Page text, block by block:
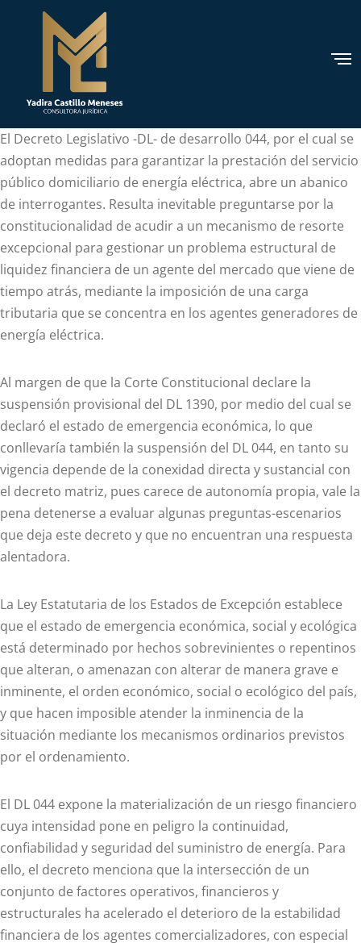
El Decreto Legislativo -DL- de desarrollo 044, por el cual se
adoptan medidas para garantizar la prestación del servicio
público domiciliario de energía eléctrica, abre un abanico
de interrogantes. Resulta inevitable preguntarse por la
constitucionalidad de acudir a un mecanismo de resorte
excepcional para gestionar un problema estructural de
liquidez financiera de un agente del mercado que viene de
tiempo atrás, mediante la imposición de una carga
tributaria que se concentra en los agentes generadores de
energía eléctrica.
Al margen de que la Corte Constitucional declare la
suspensión provisional del DL 1390, por medio del cual se
declaró el estado de emergencia económica, lo que
conllevaría también la suspensión del DL 044, en tanto su
vigencia depende de la conexidad directa y sustancial con
el decreto matriz, pues carece de autonomía propia, vale la
pena detenerse a evaluar algunas preguntas-escenarios
que deja este decreto y que no encuentran una respuesta
alentadora.
La Ley Estatutaria de los Estados de Excepción establece
que el estado de emergencia económica, social y ecológica
está determinado por hechos sobrevinientes o repentinos
que alteran, o amenazan con alterar de manera grave e
inminente, el orden económico, social o ecológico del país,
y que hacen imposible atender la inminencia de la
situación mediante los mecanismos ordinarios previstos
por el ordenamiento.
El DL 044 expone la materialización de un riesgo financiero
cuya intensidad pone en peligro la continuidad,
confiabilidad y seguridad del suministro de energía. Para
ello, el decreto menciona que la intersección de un
conjunto de factores operativos, financieros y
estructurales ha acelerado el deterioro de la estabilidad
financiera de los agentes comercializadores, con especial